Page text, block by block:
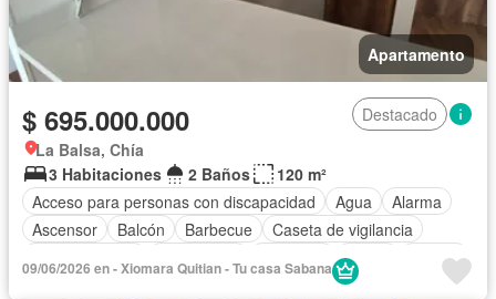
Apartamento
$ 695.000.000
Destacado
La Balsa, Chía
3 Habitaciones
2 Baños
120 m²
Acceso para personas con discapacidad
Agua
Alarma
Ascensor
Balcón Barbecue
Caseta de vigilancia
Jardín
Piscina
Tanque de agua
09/06/2026 en - Xiomara Quitian - Tu casa Sabana